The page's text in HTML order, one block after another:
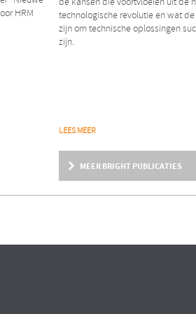
NIEUWS
Erwin Rexwinkel
partner Bright &
HRM
technologische revolutie en wat
zijn om technische oplossingen
zijn.
LEES MEER
MEER BRIGHT PUBLICATIES